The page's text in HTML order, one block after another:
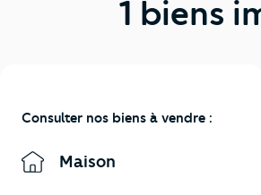
1 biens
Consulter nos biens à vendre :
Maison